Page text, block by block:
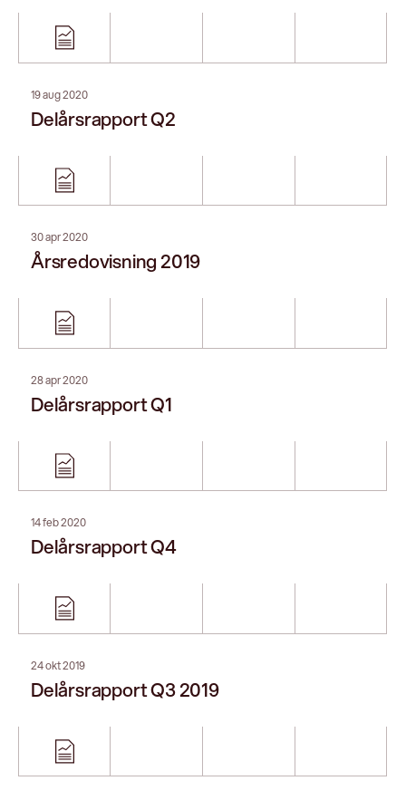
Delårsrapport Q1
14 feb 2020
Delårsrapport Q4
24 okt 2019
Delårsrapport Q3 2019
12 jul 2019
Delårsrapport Q2
04 apr 2019
Årsredovisning 2018
25 feb 2019
Delårsrapport Q1